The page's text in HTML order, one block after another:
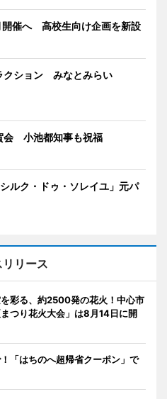
開催へ 高校生向け企画を新設
クション みなとみらい
会 小池都知事も祝福
ルク・ドゥ・ソレイユ」元パ
リース
を彩る、約2500発の花火！中心市
つり花火大会」は8月14日に開
「はちのへ超帰省クーポン」で